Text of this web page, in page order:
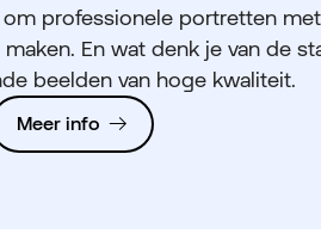
professionele portretten
En wat denk je van de
beelden van hoge kwaliteit.
Meer info